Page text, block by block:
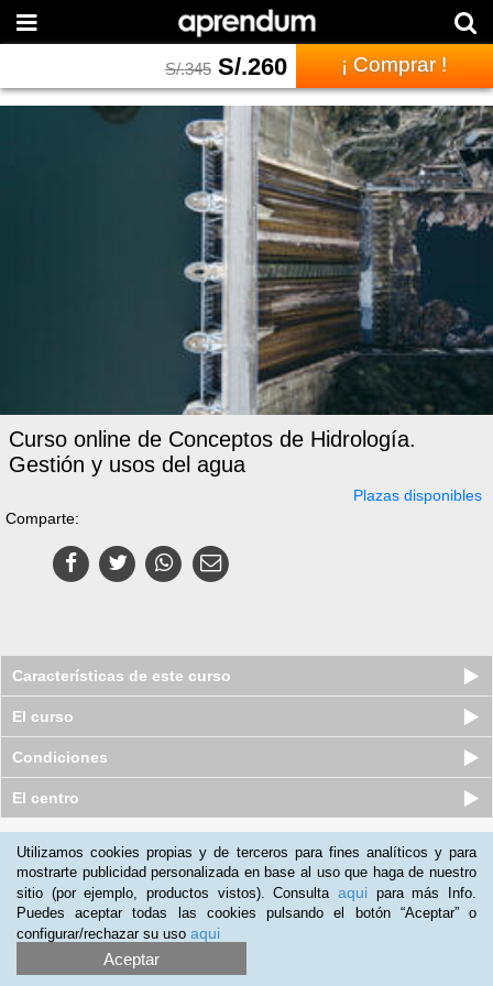
S/.345 S/.260 ¡ Comprar !
Curso online de Conceptos de Hidrología.
Gestión y usos del agua
Plazas disponibles
Comparte:
Características de este curso
El curso
Condiciones
El centro
Utilizamos cookies propias y de terceros para fines analíticos y para
mostrarte publicidad personalizada en base al uso que haga de nuestro
sitio (por ejemplo, productos vistos). Consulta aqui para más Info.
Puedes aceptar todas las cookies pulsando el botón “Aceptar” o
configurar/rechazar su uso aqui
Aceptar
Promociona tu negocio |Programa de Afiliación
2012-2026 Aprendum
LLámanos: